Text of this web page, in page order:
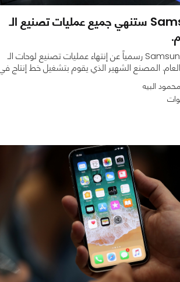
رسمياً: Samsung ستنهي جميع عمليات تصنيع الـ
أعلنت Samsung Display رسمياً عن إنتهاء عمليات تصنيع لوحات الـ
البيه